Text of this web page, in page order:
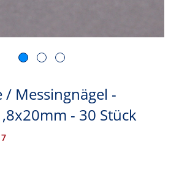
/ Messingnägel -
- 30 Stück